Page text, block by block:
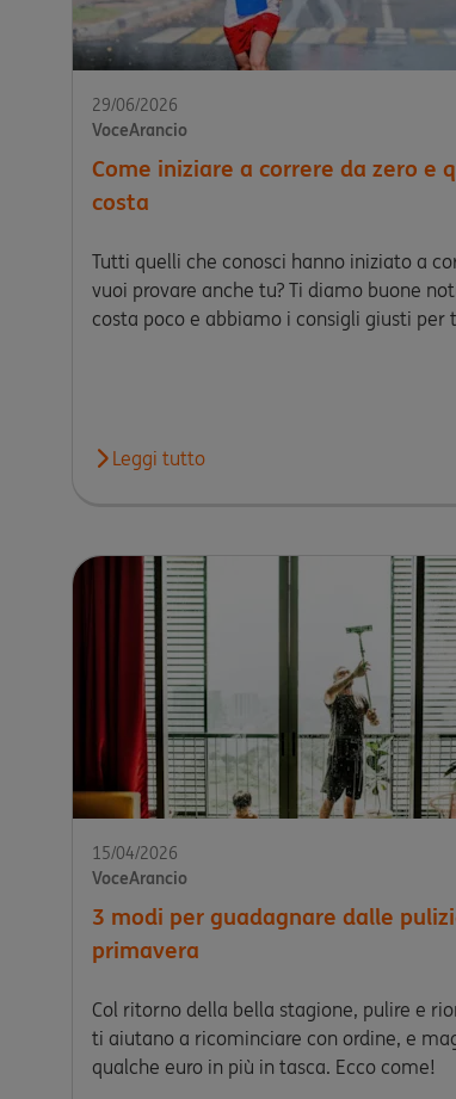
29/06/2026
VoceArancio
Come iniziare a correre da zero e
costa
Tutti quelli che conosci hanno iniziato a
vuoi provare anche tu? Ti diamo buone
costa poco e abbiamo i consigli giusti per
Leggi tutto
Leggi l'articolo Come iniziare a correre
15/04/2026
VoceArancio
3 modi per guadagnare dalle
primavera
Col ritorno della bella stagione, pulire e
ti aiutano a ricominciare con ordine, e
qualche euro in più in tasca. Ecco come!